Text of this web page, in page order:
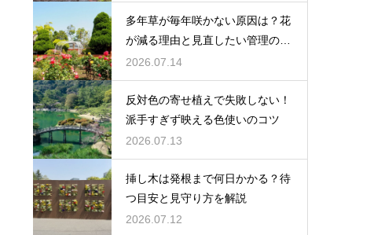
多年草が毎年咲かない原因は？花
が減る理由と見直したい管理のコ
ツ
2026.07.14
反対色の寄せ植えで失敗しない！
派手すぎず映える色使いのコツ
2026.07.13
挿し木は発根まで何日かかる？待
つ目安と見守り方を解説
2026.07.12